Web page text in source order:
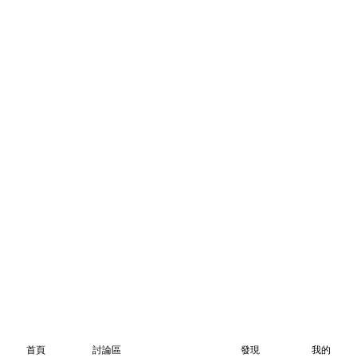
首頁 討論區 發現 我的